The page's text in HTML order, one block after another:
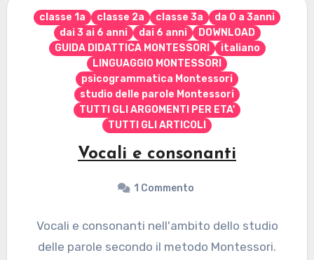
classe 1a classe 2a classe 3a
da 0 a 3anni
dai 3 ai 6 anni
dai 6 anni
DOWNLOAD
GUIDA DIDATTICA MONTESSORI
italiano
LINGUAGGIO MONTESSORI
psicogrammatica Montessori
studio delle parole Montessori
TUTTI GLI ARGOMENTI PER ETA'
TUTTI GLI ARTICOLI
Vocali e consonanti
1 Commento
Vocali e consonanti nell'ambito dello studio
delle parole secondo il metodo Montessori.